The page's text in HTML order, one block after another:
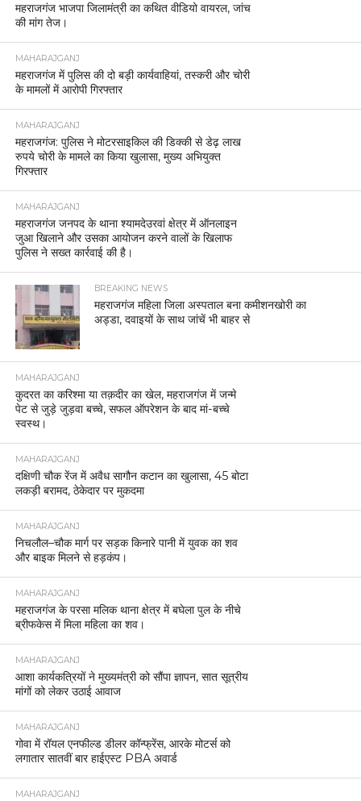
महराजगंज भाजपा जिलामंत्री का कथित वीडियो वायरल, जांच
की मांग तेज।
MAHARAJGANJ
महराजगंज में पुलिस की दो बड़ी कार्यवाहियां, तस्करी और चोरी
के मामलों में आरोपी गिरफ्तार
MAHARAJGANJ
महराजगंज: पुलिस ने मोटरसाइकिल की डिक्की से डेढ़ लाख
रुपये चोरी के मामले का किया खुलासा, मुख्य अभियुक्त
गिरफ्तार
MAHARAJGANJ
महराजगंज जनपद के थाना श्यामदेउरवां क्षेत्र में ऑनलाइन
जुआ खिलाने और उसका आयोजन करने वालों के खिलाफ
पुलिस ने सख्त कार्रवाई की है।
BREAKING NEWS
महराजगंज महिला जिला अस्पताल बना कमीशनखोरी का
अड्डा, दवाइयों के साथ जांचें भी बाहर से
MAHARAJGANJ
कुदरत का करिश्मा या तक़दीर का खेल, महराजगंज में जन्मे
पेट से जुड़े जुड़वा बच्चे, सफल ऑपरेशन के बाद मां-बच्चे
स्वस्थ।
MAHARAJGANJ
दक्षिणी चौक रेंज में अवैध सागौन कटान का खुलासा, 45 बोटा
लकड़ी बरामद, ठेकेदार पर मुकदमा
MAHARAJGANJ
निचलौल–चौक मार्ग पर सड़क किनारे पानी में युवक का शव
और बाइक मिलने से हड़कंप।
MAHARAJGANJ
महराजगंज के परसा मलिक थाना क्षेत्र में बघेला पुल के नीचे
ब्रीफकेस में मिला महिला का शव।
MAHARAJGANJ
आशा कार्यकत्रियों ने मुख्यमंत्री को सौंपा ज्ञापन, सात सूत्रीय
मांगों को लेकर उठाई आवाज
MAHARAJGANJ
गोवा में रॉयल एनफील्ड डीलर कॉन्फ्रेंस, आरके मोटर्स को
लगातार सातवीं बार हाईएस्ट PBA अवार्ड
MAHARAJGANJ